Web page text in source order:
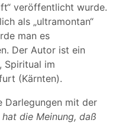
veröffentlicht wurde.
als „ultramontan“
man es
Der Autor ist ein
Spiritual im
(Kärnten).
Darlegungen mit der
hat die Meinung, daß